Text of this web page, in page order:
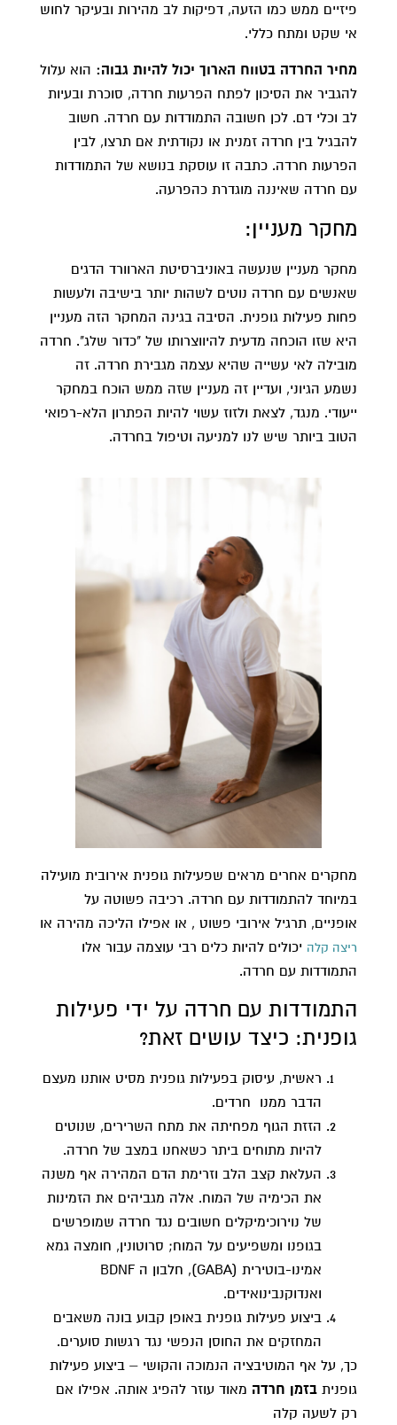
פיזיים ממש כמו הזעה, דפיקות לב מהירות ובעיקר לחוש
אי שקט ומתח כללי.
מחיר החרדה בטווח הארוך יכול להיות גבוה: הוא עלול
להגביר את הסיכון לפתח הפרעות חרדה, סוכרת ובעיות
לב וכלי דם. לכן חשובה התמודדות עם חרדה. חשוב
להבגיל בין חרדה זמנית או נקודתית אם תרצו, לבין
הפרעות חרדה. כתבה זו עוסקת בנושא של התמודדות
עם חרדה שאיננה מוגדרת כהפרעה.
מחקר מעניין:
מחקר מעניין שנעשה באוניברסיטת הארוורד הדגים
שאנשים עם חרדה נוטים לשהות יותר בישיבה ולעשות
פחות פעילות גופנית. הסיבה בגינה המחקר הזה מעניין
היא שזו הוכחה מדעית להיווצרותו של "כדור שלג". חרדה
מובילה לאי עשייה שהיא עצמה מגבירת חרדה. זה
נשמע הגיוני, ועדיין זה מעניין שזה ממש הוכח במחקר
ייעודי. מנגד, לצאת ולזוז עשוי להיות הפתרון הלא-רפואי
הטוב ביותר שיש לנו למניעה וטיפול בחרדה.
מחקרים אחרים מראים שפעילות גופנית אירובית מועילה
במיוחד להתמודדות עם חרדה. רכיבה פשוטה על
אופניים, תרגיל אירובי פשוט , או אפילו הליכה מהירה או
ריצה קלה יכולים להיות כלים רבי עוצמה עבור אלו
התמודדות עם חרדה.
התמודדות עם חרדה על ידי פעילות
גופנית: כיצד עושים זאת?
ראשית, עיסוק בפעילות גופנית מסיט אותנו מעצם
הדבר ממנו חרדים.
הזזת הגוף מפחיתה את מתח השרירים, שנוטים
להיות מתוחים ביתר כשאחנו במצב של חרדה.
העלאת קצב הלב וזרימת הדם המהירה אף משנה
את הכימיה של המוח. אלה מגביהים את הזמינות
של נוירוכימיקלים חשובים נגד חרדה שמופרשים
בגופנו ומשפיעים על המוח; סרוטונין, חומצה גמא
אמינו-בוטירית (GABA), חלבון ה BDNF
ואנדוקנבינואידים.
ביצוע פעילות גופנית באופן קבוע בונה משאבים
המחזקים את החוסן הנפשי נגד רגשות סוערים.
כך, על אף המוטיבציה הנמוכה והקושי – ביצוע פעילות
גופנית בזמן חרדה מאוד עוזר להפיג אותה. אפילו אם
רק לשעה קלה